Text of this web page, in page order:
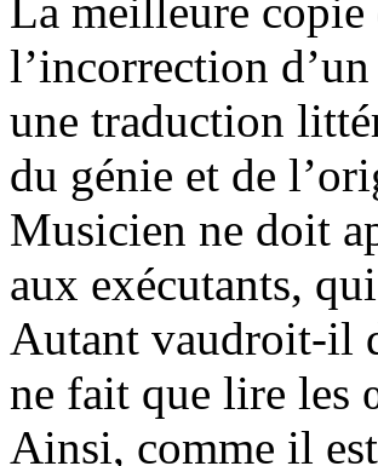
La meilleure copie
l’incorrection
une traduction
du génie et de
Musicien ne doit
aux exécutants,
Autant vaudroit-il
ne fait que lire les
Ainsi, comme il